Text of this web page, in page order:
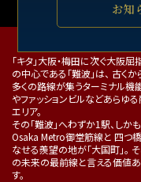
お知
「キタ」大阪・梅田に次ぐ大阪屈
の中心である「難波」は、 古く
多くの路線が集うターミナル機
やファッションビルなどあらゆ
エリア。
その「難波」へわずか1駅、しか
Osaka Metro御堂筋線と 四つ
なせる羨望の地が「大国町」。
の未来の最前線と言える価値
す。